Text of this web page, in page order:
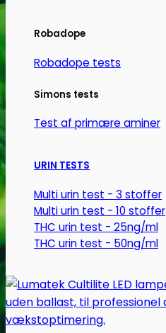
Robadope
Robadope tests
Simons tests
Test af primære aminer
URIN TESTS
Multi urin test - 3 stoffer
Multi urin test - 10 stoffer
THC urin test - 25ng/ml
THC urin test - 50ng/ml